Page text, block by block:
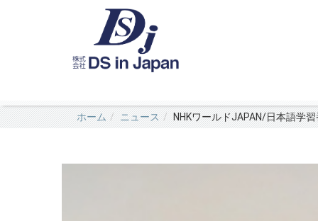
ホーム ニュース NHKワールドJAPAN/日本語学